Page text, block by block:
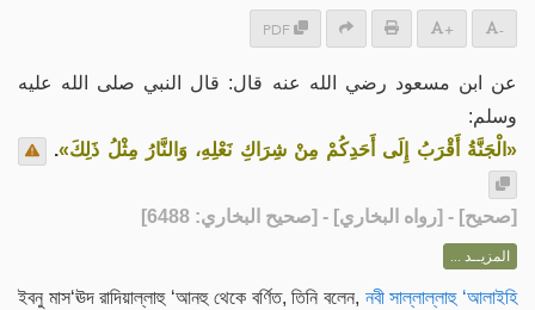
PDF + -
عن ابن مسعود رضي الله عنه قال: قال النبي صلى الله عليه
وسلم:
«الْجَنَّةُ أَقْرَبُ إِلَى أَحَدِكُمْ مِنْ شِرَاكِ نَعْلِهِ، وَالنَّارُ مِثْلُ ذَلِكَ».
[صحيح] - [رواه البخاري] - [صحيح البخاري: 6488]
المزيــد ...
ইবনু মাস‘ঊদ রাদিয়াল্লাহু ‘আনহু থেকে বর্ণিত, তিনি বলেন, নবী সাল্লাল্লাহু ‘আলাইহি